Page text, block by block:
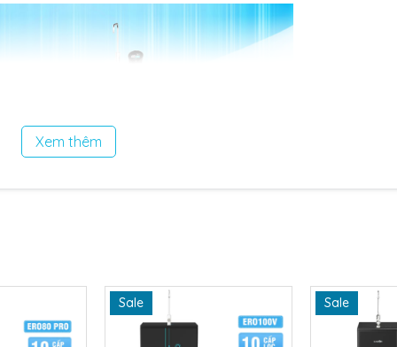
Xem thêm
Sale Sale